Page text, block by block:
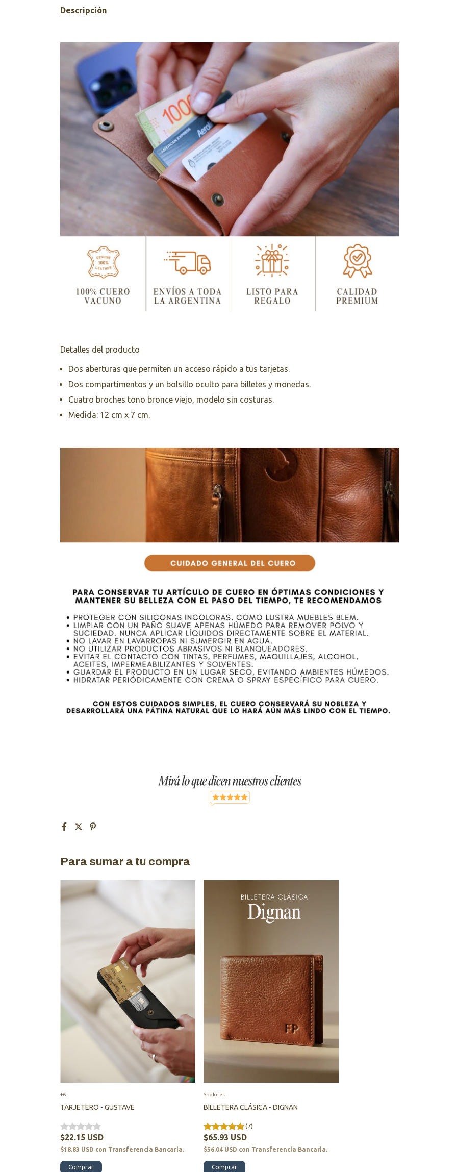
Descripción
Detalles del producto
Dos aberturas que permiten un acceso rápido a tus tarjetas.
Dos compartimentos y un bolsillo oculto para billetes y monedas.
Cuatro broches tono bronce viejo, modelo sin costuras.
Medida: 12 cm x 7 cm.
Para sumar a tu compra
TARJETERO - GUSTAVE
$22.15 USD
$18.83 USD con Transferencia Bancaria.
+6
Comprar
BILLETERA CLÁSICA - DIGNAN
(7)
$65.93 USD
$56.04 USD con Transferencia Bancaria.
5 colores
Comprar